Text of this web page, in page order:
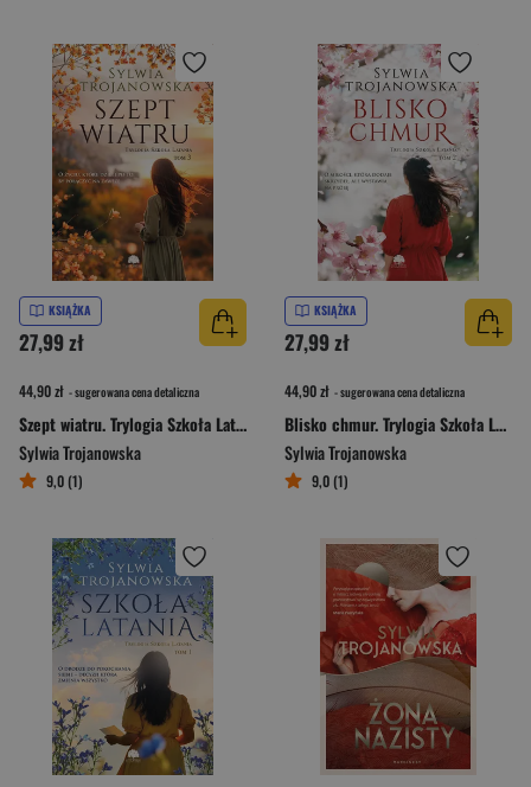
KSIĄŻKA
27,99 zł
44,90 zł - sugerowana cena detaliczna
Szept wiatru. Trylogia Szkoła Latania. Tom 3
Sylwia Trojanowska
9,0 (1)
KSIĄŻKA
27,99 zł
44,90 zł - sugerowana cena detaliczna
Blisko chmur. Trylogia Szkoła Latania. Tom 2
Sylwia Trojanowska
9,0 (1)